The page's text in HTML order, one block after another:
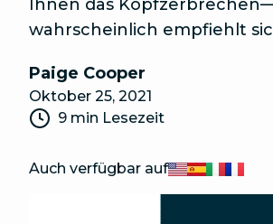
Ihnen das
wahrscheinlich empfiehlt
Paige Cooper
Oktober 25, 2021
9 min Lesezeit
Auch verfügbar aufEnglish
Español
Italiano